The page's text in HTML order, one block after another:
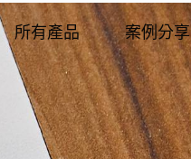
所有產品 案例分享